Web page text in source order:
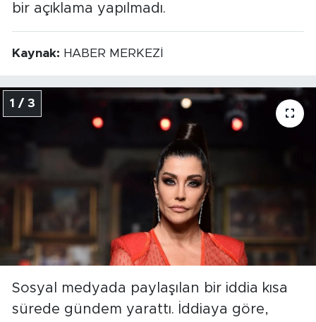
bir açıklama yapılmadı.
Kaynak: HABER MERKEZİ
1 / 3
Sosyal medyada paylaşılan bir iddia kısa
sürede gündem yarattı. İddiaya göre,